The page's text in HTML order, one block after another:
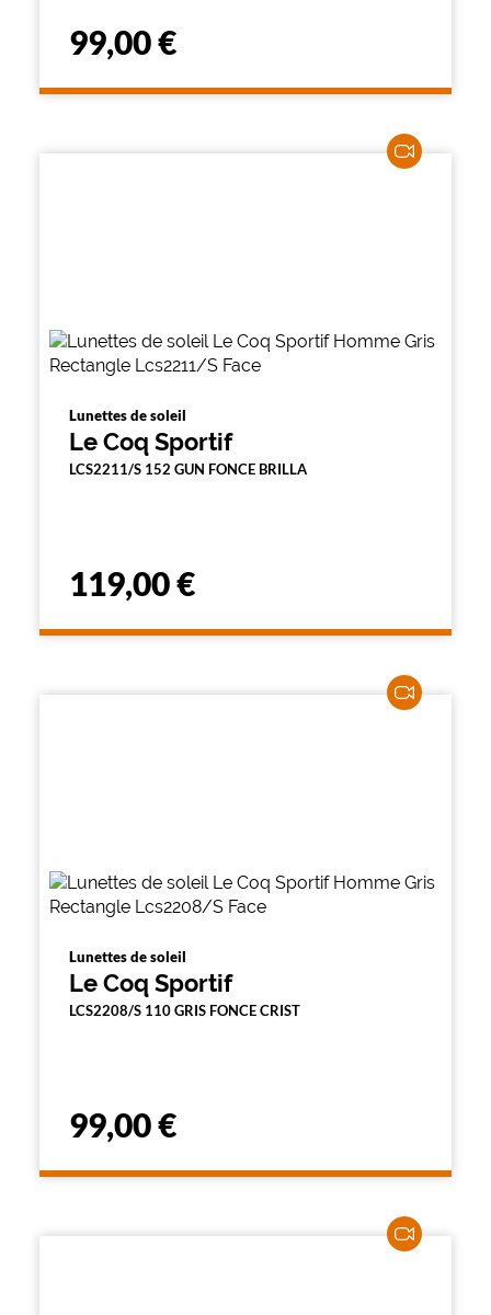
99,00 €
Lunettes de soleil
Le Coq Sportif
LCS2211/S 152 GUN FONCE BRILLA
119,00 €
Lunettes de soleil
Le Coq Sportif
LCS2208/S 110 GRIS FONCE CRIST
99,00 €